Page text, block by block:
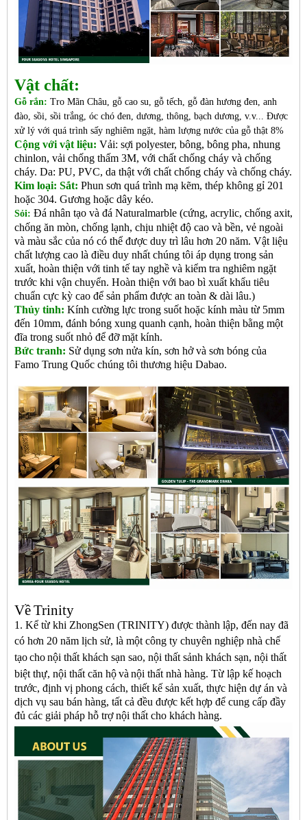
Vật chất:
Gỗ rắn: Tro Mãn Châu, gỗ cao su, gỗ tếch, gỗ đàn hương đen, anh
đào, sồi, sồi trắng, óc chó đen, dương, thông, bạch dương, v.v... Được
xử lý với quá trình sấy nghiêm ngặt, hàm lượng nước của gỗ thật 8%
Cộng với vật liệu: Vải: sợi polyester, bông, bông pha, nhung
chinlon, vải chống thấm 3M, với chất chống cháy và chống
cháy. Da: PU, PVC, da thật với chất chống cháy và chống cháy.
Kim loại: Sắt: Phun sơn quá trình mạ kẽm, thép không gỉ 201
hoặc 304. Gương hoặc dây kéo.
Sỏi: Đá nhân tạo và đá Naturalmarble (cứng, acrylic, chống axit,
chống ăn mòn, chống lạnh, chịu nhiệt độ cao và bền, vẻ ngoài
và màu sắc của nó có thể được duy trì lâu hơn 20 năm. Vật liệu
chất lượng cao là điều duy nhất chúng tôi áp dụng trong sản
xuất, hoàn thiện với tinh tế tay nghề và kiểm tra nghiêm ngặt
trước khi vận chuyển. Hoàn thiện với bao bì xuất khẩu tiêu
chuẩn cực kỳ cao để sản phẩm được an toàn & dài lâu.)
Thủy tinh: Kính cường lực trong suốt hoặc kính màu từ 5mm
đến 10mm, đánh bóng xung quanh cạnh, hoàn thiện bằng một
đĩa trong suốt nhỏ để đỡ mặt kính.
Bức tranh: Sử dụng sơn nửa kín, sơn hở và sơn bóng của
Famo Trung Quốc chúng tôi thương hiệu Dabao.
VềTrinity
1. Kể từ khi ZhongSen (TRINITY) được thành lập, đến nay đã
có hơn 20 năm lịch sử, là một công ty chuyên nghiệp nhà chế
tạochonội thất khách sạn sao, nội thất sảnh khách sạn, nội thất
biệt thự, nội thất căn hộvà nội thất nhà hàng. Từ lập kế hoạch
trước, định vị phong cách, thiết kế sản xuất, thực hiện dự án và
dịch vụ sau bán hàng, tất cả đều được kết hợp để cung cấp đầy
đủ các giải pháp hỗ trợ nội thất cho khách hàng.